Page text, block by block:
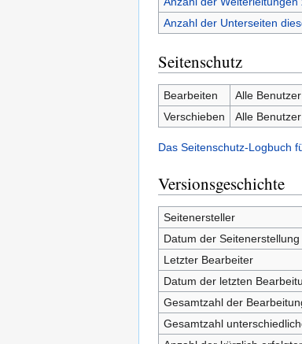
Anzahl der Unterseiten
Seitenschutz
Bearbeiten
Alle
Verschieben
Alle
Das Seitenschutz-Logbuch
Versionsgeschichte
Seitenersteller
Datum der Seitenerstellung
Letzter Bearbeiter
Datum der letzten
Gesamtzahl der
Gesamtzahl